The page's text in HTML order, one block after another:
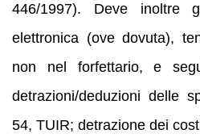
446/1997). Deve inoltre
elettronica (ove dovuta),
non nel forfettario, e
detrazioni/deduzioni delle
54, TUIR; detrazione dei